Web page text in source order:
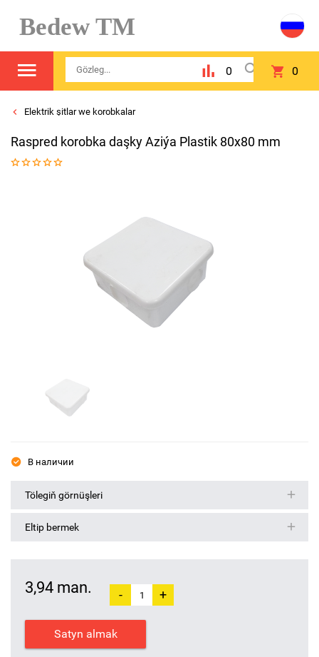
Bedew TM
0 0
Elektrik şitlar we korobkalar
Raspred korobka daşky Aziýa Plastik 80x80 mm
В наличии
Tölegiň görnüşleri
Eltip bermek
3,94 man. - +
Satyn almak